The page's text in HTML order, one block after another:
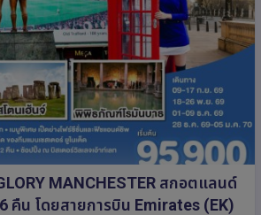
MANCHESTER สกอตแลนด์
คืน โดยสายการบิน Emirates (EK)